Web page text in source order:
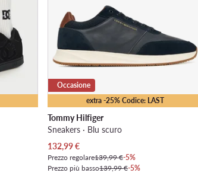
extra -25% Codice: LAST
Occasione
Tommy Hilfiger
Sneakers · Blu scuro
Prezzo attuale
132,99€
Prezzo regolare139,99 €-5%
Prezzo più basso139,99 €-5%